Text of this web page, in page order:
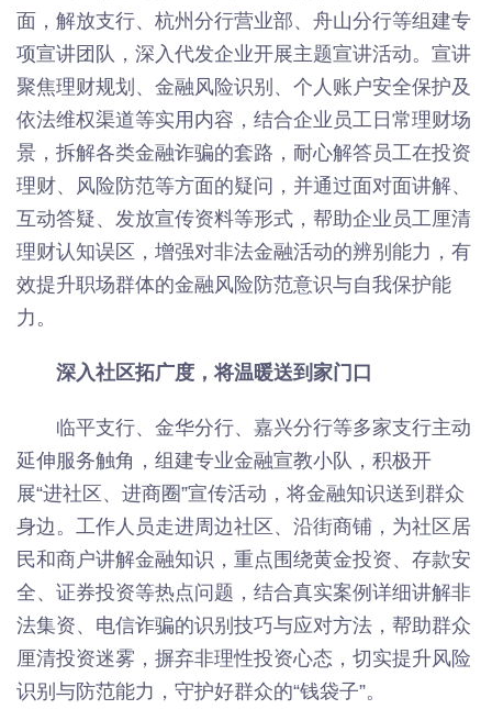
面，解放支行、杭州分行营业部、舟山分行等组建专
项宣讲团队，深入代发企业开展主题宣讲活动。宣讲
聚焦理财规划、金融风险识别、个人账户安全保护及
依法维权渠道等实用内容，结合企业员工日常理财场
景，拆解各类金融诈骗的套路，耐心解答员工在投资
理财、风险防范等方面的疑问，并通过面对面讲解、
互动答疑、发放宣传资料等形式，帮助企业员工厘清
理财认知误区，增强对非法金融活动的辨别能力，有
效提升职场群体的金融风险防范意识与自我保护能
力。
深入社区拓广度，将温暖送到家门口
临平支行、金华分行、嘉兴分行等多家支行主动
延伸服务触角，组建专业金融宣教小队，积极开
展“进社区、进商圈”宣传活动，将金融知识送到群众
身边。工作人员走进周边社区、沿街商铺，为社区居
民和商户讲解金融知识，重点围绕黄金投资、存款安
全、证券投资等热点问题，结合真实案例详细讲解非
法集资、电信诈骗的识别技巧与应对方法，帮助群众
厘清投资迷雾，摒弃非理性投资心态，切实提升风险
识别与防范能力，守护好群众的“钱袋子”。